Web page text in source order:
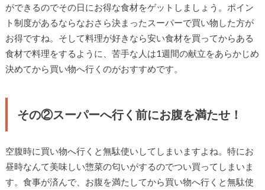
ができるのでその日にお得な食材をゲットしましょう。ポイン
ト制度があるならなおさら決まったスーパーで買い物した方が
お得ですね。そして料理が好きなら安い食材を買ってからある
食材で料理をするように、苦手な人は1週間の献立をあらかじめ
決めてから買い物へ行くのがおすすめです。
その②スーパーへ行く前にお腹を満たせ！
空腹時に買い物へ行くと無駄使いしてしまいますよね。特にお
昼時なんて美味しい惣菜の匂いがするのでつい買ってしまいま
す。食事が済んで、お腹を満たしてから買い物へ行くと無駄使